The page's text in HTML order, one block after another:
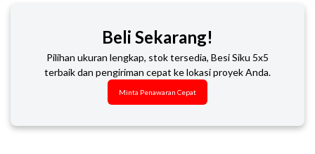
Beli Sekarang!
Pilihan ukuran lengkap, stok tersedia, Besi Siku 5x5
terbaik dan pengiriman cepat ke lokasi proyek Anda.
Minta Penawaran Cepat